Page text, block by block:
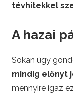
tévhitekkel
A hazai
Sokan úgy
mindig előnyt
mennyire igaz